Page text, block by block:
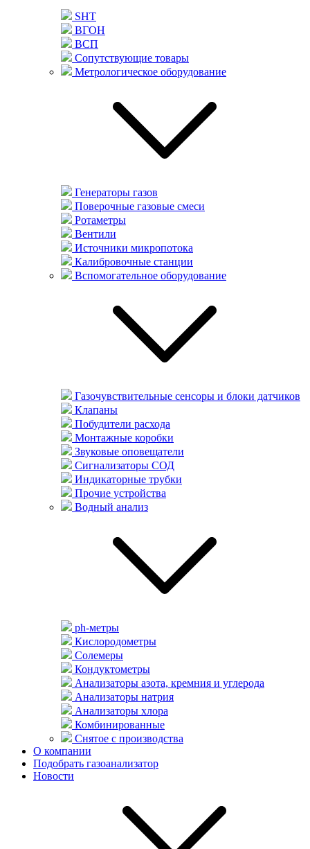
SHT
ВГОН
ВСП
Сопутствующие товары
Метрологическое оборудование
Генераторы газов
Поверочные газовые смеси
Ротаметры
Вентили
Источники микропотока
Калибровочные станции
Вспомогательное оборудование
Газочувствительные сенсоры и блоки датчиков
Клапаны
Побудители расхода
Монтажные коробки
Звуковые оповещатели
Сигнализаторы СОД
Индикаторные трубки
Прочие устройства
Водный анализ
ph-метры
Кислородометры
Солемеры
Кондуктометры
Анализаторы азота, кремния и углерода
Анализаторы натрия
Анализаторы хлора
Комбинированные
Снятое с производства
О компании
Подобрать газоанализатор
Новости